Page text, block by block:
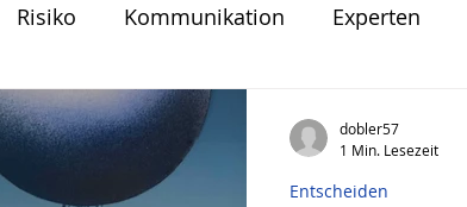
Risiko Kommunikation Experten
Fehler Planen Vorbereiten
Entscheiden
dobler57
1 Min. Lesezeit